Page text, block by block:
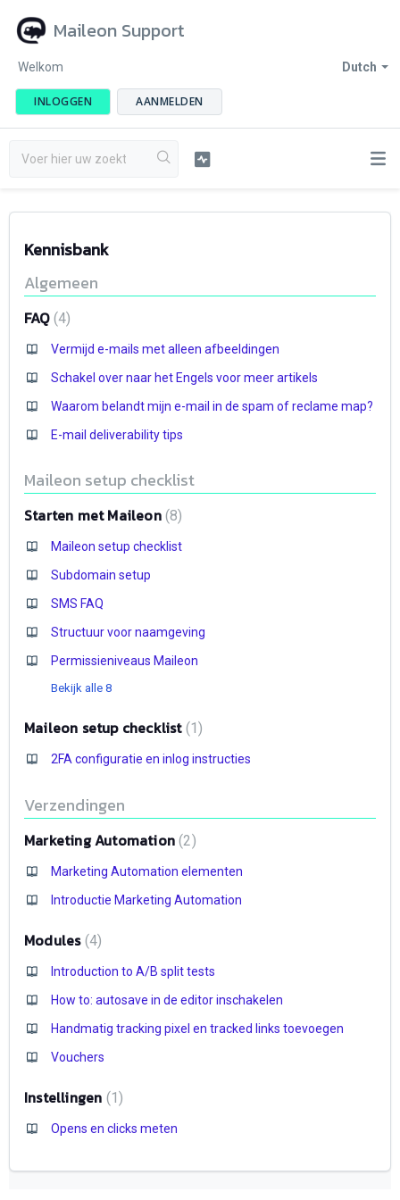
Maileon Support
Dutch
Welkom
INLOGGEN AANMELDEN
Kennisbank
Algemeen
FAQ 4
Vermijd e-mails met alleen afbeeldingen
Schakel over naar het Engels voor meer artikels
Waarom belandt mijn e-mail in de spam of reclame map?
E-mail deliverability tips
Maileon setup checklist
Starten met Maileon 8
Maileon setup checklist
Subdomain setup
SMS FAQ
Structuur voor naamgeving
Permissieniveaus Maileon
Bekijk alle 8
Maileon setup checklist 1
2FA configuratie en inlog instructies
Verzendingen
Marketing Automation 2
Marketing Automation elementen
Introductie Marketing Automation
Modules 4
Introduction to A/B split tests
How to: autosave in de editor inschakelen
Handmatig tracking pixel en tracked links toevoegen
Vouchers
Instellingen 1
Opens en clicks meten